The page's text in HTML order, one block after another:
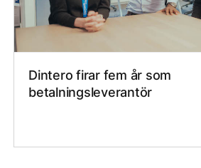
Dintero firar fem år som
betalningsleverantör